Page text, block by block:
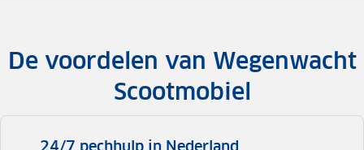
De voordelen van Wegenwacht
Scootmobiel